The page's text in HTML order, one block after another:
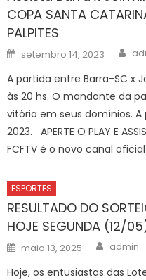
COPA SANTA
PALPITES
Posted
on
setembro 14, 2023
A partida entre Barra-SC x
às 20 hs. O mandante da
vitória em seus domínios. A
2023. APERTE O PLAY E
FCFTV é o novo canal
ESPORTES
RESULTADO DO
HOJE SEGUNDA (12/
Posted
on
maio 13, 2025 Author
admin
Hoje, os entusiastas das